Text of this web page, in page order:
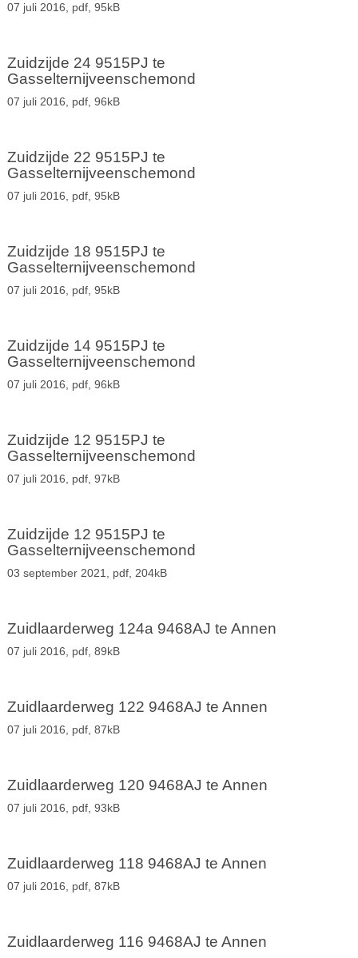
07 juli 2016, pdf, 95kB
Zuidzijde 24 9515PJ te
Gasselternijveenschemond
07 juli 2016, pdf, 96kB
Zuidzijde 22 9515PJ te
Gasselternijveenschemond
07 juli 2016, pdf, 95kB
Zuidzijde 18 9515PJ te
Gasselternijveenschemond
07 juli 2016, pdf, 95kB
Zuidzijde 14 9515PJ te
Gasselternijveenschemond
07 juli 2016, pdf, 96kB
Zuidzijde 12 9515PJ te
Gasselternijveenschemond
07 juli 2016, pdf, 97kB
Zuidzijde 12 9515PJ te
Gasselternijveenschemond
03 september 2021, pdf, 204kB
Zuidlaarderweg 124a 9468AJ te Annen
07 juli 2016, pdf, 89kB
Zuidlaarderweg 122 9468AJ te Annen
07 juli 2016, pdf, 87kB
Zuidlaarderweg 120 9468AJ te Annen
07 juli 2016, pdf, 93kB
Zuidlaarderweg 118 9468AJ te Annen
07 juli 2016, pdf, 87kB
Zuidlaarderweg 116 9468AJ te Annen